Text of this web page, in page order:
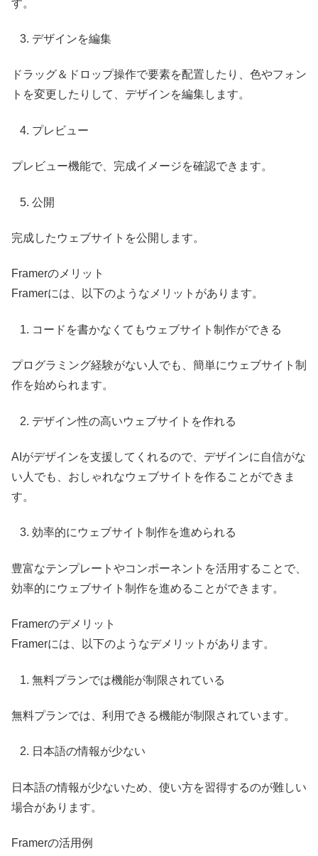
す。
デザインを編集
ドラッグ＆ドロップ操作で要素を配置したり、色やフォン
トを変更したりして、デザインを編集します。
プレビュー
プレビュー機能で、完成イメージを確認できます。
公開
完成したウェブサイトを公開します。
Framerのメリット
Framerには、以下のようなメリットがあります。
コードを書かなくてもウェブサイト制作ができる
プログラミング経験がない人でも、簡単にウェブサイト制
作を始められます。
デザイン性の高いウェブサイトを作れる
AIがデザインを支援してくれるので、デザインに自信がな
い人でも、おしゃれなウェブサイトを作ることができま
す。
効率的にウェブサイト制作を進められる
豊富なテンプレートやコンポーネントを活用することで、
効率的にウェブサイト制作を進めることができます。
Framerのデメリット
Framerには、以下のようなデメリットがあります。
無料プランでは機能が制限されている
無料プランでは、利用できる機能が制限されています。
日本語の情報が少ない
日本語の情報が少ないため、使い方を習得するのが難しい
場合があります。
Framerの活用例